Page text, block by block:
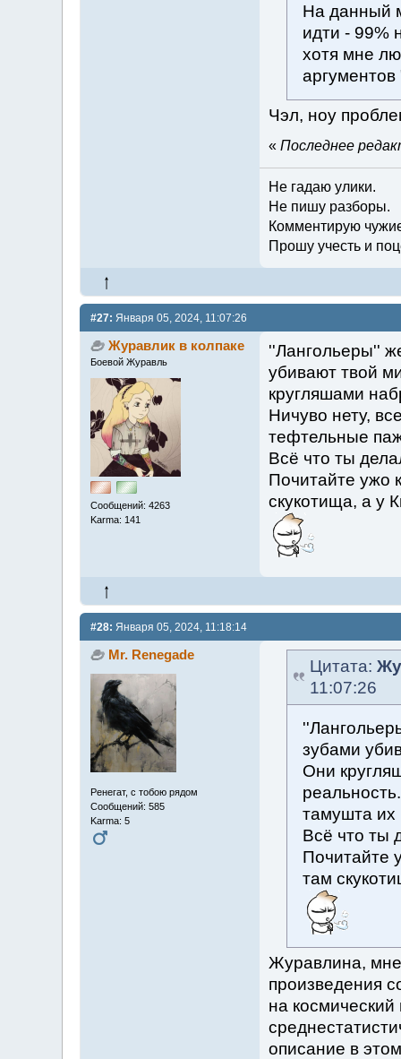
На данный
идти - 99%
хотя мне
Чэл, ноу
« Последнее
Не гадаю улики.
Не пишу разборы.
Комментирую
Прошу учесть и
#27: Января 05, 2024, 11:07:26
Журавлик в колпаке
Боевой Журавль
Сообщений: 4263
Karma: 141
''Лангольеры''
убивают твой
кругляшами
Ничуво нету,
тефтельные
Всё что ты
Почитайте ужо
скукотища, а у
#28: Января 05, 2024, 11:18:14
Mr. Renegade
Ренегат, с тобою рядом
Сообщений: 585
Karma: 5
Цитата:
11:07:26
зубами
Они
тамушта
Всё что ты
Почитайте
там
Журавлина, мне
произведения
на
описание в